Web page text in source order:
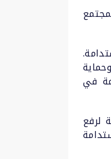
وحماية
في
لرفع